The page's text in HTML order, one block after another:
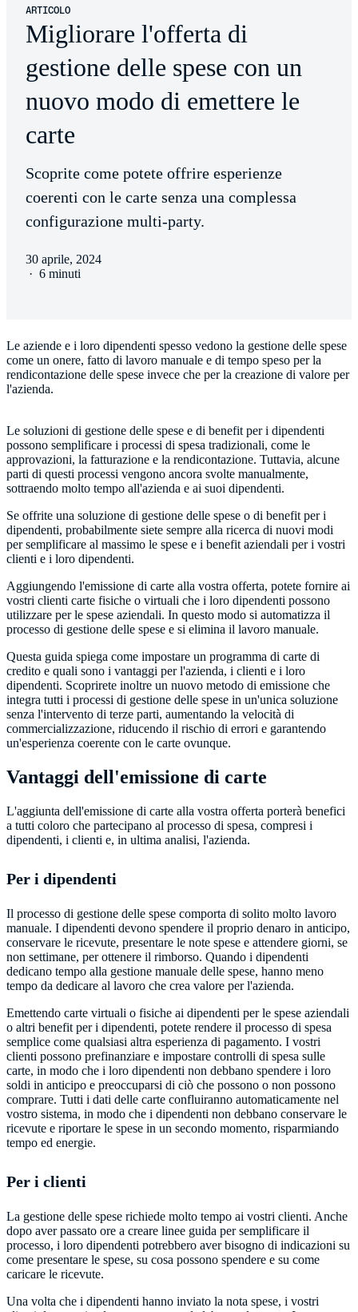
ARTICOLO
Migliorare l'offerta di
gestione delle spese con un
nuovo modo di emettere le
carte
Scoprite come potete offrire esperienze
coerenti con le carte senza una complessa
configurazione multi-party.
30 aprile, 2024
· 6 minuti
Le aziende e i loro dipendenti spesso vedono la gestione delle spese
come un onere, fatto di lavoro manuale e di tempo speso per la
rendicontazione delle spese invece che per la creazione di valore per
l'azienda.
Le soluzioni di gestione delle spese e di benefit per i dipendenti
possono semplificare i processi di spesa tradizionali, come le
approvazioni, la fatturazione e la rendicontazione. Tuttavia, alcune
parti di questi processi vengono ancora svolte manualmente,
Se offrite una soluzione di gestione delle spese o di benefit per i
dipendenti, probabilmente siete sempre alla ricerca di nuovi modi
per semplificare al massimo le spese e i benefit aziendali per i vostri
Aggiungendo l'emissione di carte alla vostra offerta, potete fornire ai
vostri clienti carte fisiche o virtuali che i loro dipendenti possono
utilizzare per le spese aziendali. In questo modo si automatizza il
Questa guida spiega come impostare un programma di carte di
credito e quali sono i vantaggi per l'azienda, i clienti e i loro
dipendenti. Scoprirete inoltre un nuovo metodo di emissione che
integra tutti i processi di gestione delle spese in un'unica soluzione
senza l'intervento di terze parti, aumentando la velocità di
commercializzazione, riducendo il rischio di errori e garantendo
un'esperienza coerente con le carte ovunque.
Vantaggi dell'emissione di carte
L'aggiunta dell'emissione di carte alla vostra offerta porterà benefici
a tutti coloro che partecipano al processo di spesa, compresi i
dipendenti, i clienti e, in ultima analisi, l'azienda.
Per i dipendenti
Il processo di gestione delle spese comporta di solito molto lavoro
manuale. I dipendenti devono spendere il proprio denaro in anticipo,
conservare le ricevute, presentare le note spese e attendere giorni, se
non settimane, per ottenere il rimborso. Quando i dipendenti
dedicano tempo alla gestione manuale delle spese, hanno meno
tempo da dedicare al lavoro che crea valore per l'azienda.
Emettendo carte virtuali o fisiche ai dipendenti per le spese aziendali
o altri benefit per i dipendenti, potete rendere il processo di spesa
semplice come qualsiasi altra esperienza di pagamento. I vostri
clienti possono prefinanziare e impostare controlli di spesa sulle
carte, in modo che i loro dipendenti non debbano spendere i loro
soldi in anticipo e preoccuparsi di ciò che possono o non possono
comprare. Tutti i dati delle carte confluiranno automaticamente nel
vostro sistema, in modo che i dipendenti non debbano conservare le
ricevute e riportare le spese in un secondo momento, risparmiando
tempo ed energie.
Per i clienti
La gestione delle spese richiede molto tempo ai vostri clienti. Anche
dopo aver passato ore a creare linee guida per semplificare il
processo, i loro dipendenti potrebbero aver bisogno di indicazioni su
come presentare le spese, su cosa possono spendere e su come
Una volta che i dipendenti hanno inviato la nota spese, i vostri